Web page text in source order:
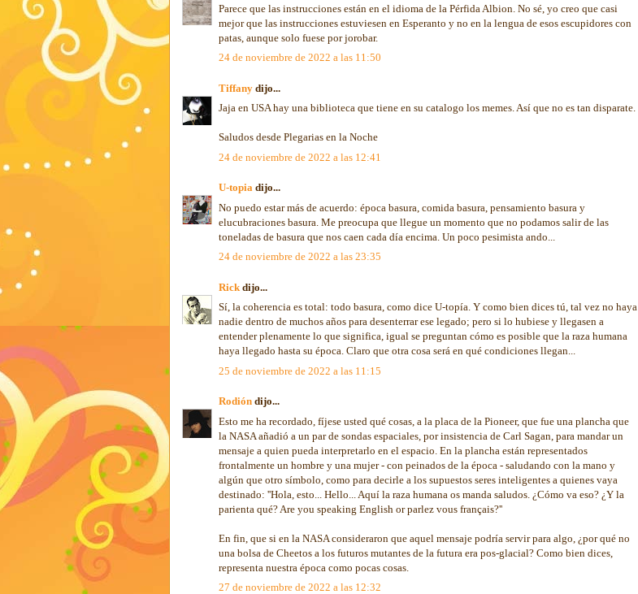
Parece que las instrucciones están en el idioma de la Pérfida Albion. No sé, yo creo que casi
mejor que las instrucciones estuviesen en Esperanto y no en la lengua de esos escupidores con
patas, aunque solo fuese por jorobar.
24 de noviembre de 2022 a las 11:50
Tiffany dijo...
Jaja en USA hay una biblioteca que tiene en su catalogo los memes. Así que no es tan disparate.
Saludos desde Plegarias en la Noche
24 de noviembre de 2022 a las 12:41
U-topia dijo...
No puedo estar más de acuerdo: época basura, comida basura, pensamiento basura y
elucubraciones basura. Me preocupa que llegue un momento que no podamos salir de las
toneladas de basura que nos caen cada día encima. Un poco pesimista ando...
24 de noviembre de 2022 a las 23:35
Rick dijo...
Sí, la coherencia es total: todo basura, como dice U-topía. Y como bien dices tú, tal vez no haya
nadie dentro de muchos años para desenterrar ese legado; pero si lo hubiese y llegasen a
entender plenamente lo que significa, igual se preguntan cómo es posible que la raza humana
haya llegado hasta su época. Claro que otra cosa será en qué condiciones llegan...
25 de noviembre de 2022 a las 11:15
Rodión dijo...
Esto me ha recordado, fíjese usted qué cosas, a la placa de la Pioneer, que fue una plancha que
la NASA añadió a un par de sondas espaciales, por insistencia de Carl Sagan, para mandar un
mensaje a quien pueda interpretarlo en el espacio. En la plancha están representados
frontalmente un hombre y una mujer - con peinados de la época - saludando con la mano y
algún que otro símbolo, como para decirle a los supuestos seres inteligentes a quienes vaya
destinado: ''Hola, esto... Hello... Aquí la raza humana os manda saludos. ¿Cómo va eso? ¿Y la
parienta qué? Are you speaking English or parlez vous français?''
En fin, que si en la NASA consideraron que aquel mensaje podría servir para algo, ¿por qué no
una bolsa de Cheetos a los futuros mutantes de la futura era pos-glacial? Como bien dices,
representa nuestra época como pocas cosas.
27 de noviembre de 2022 a las 12:32